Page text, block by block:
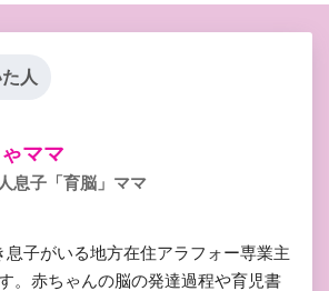
人
ママ
息子「育脳」ママ
息子がいる地方在住アラフォー専業主
。赤ちゃんの脳の発達過程や育児書